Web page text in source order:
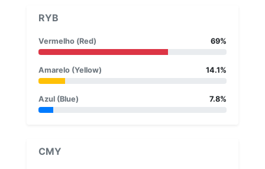
RYB
Vermelho (Red) 69%
Amarelo (Yellow) 14.1%
Azul (Blue) 7.8%
CMY